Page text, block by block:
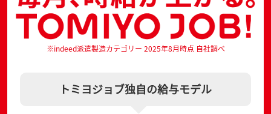
※indeed派遣製造カテゴリー 2025年8月時点 自社調べ
トミヨジョブ独自の給与モデル